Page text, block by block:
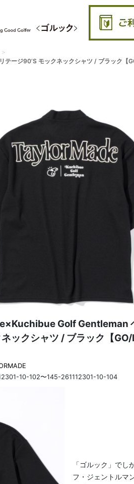
ージ90’S モックネックシャツ / ブラック【
Golf Gentleman
ネックシャツ / ブラック【
10-102〜145-261112301-10-104
「ゴルック」で
フ・ジェントルマ